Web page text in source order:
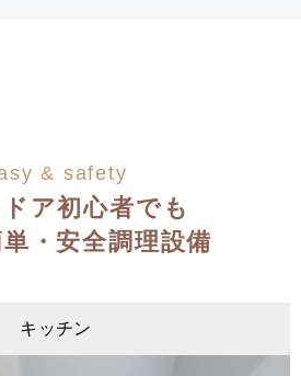
& safety
ア初心者でも
・安全調理設備
キッチン